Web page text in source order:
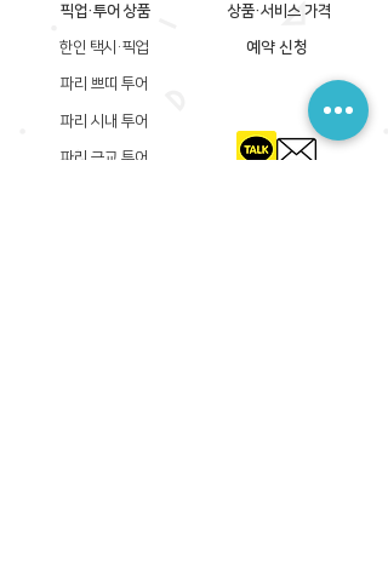
픽업·투어 상품
한인 택시·픽업
상품·서비스 가격
예약 신청
파리 쁘띠 투어
파리 시내 투어
파리 근교 투어